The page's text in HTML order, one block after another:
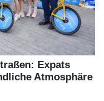
Expats
Atmosphäre